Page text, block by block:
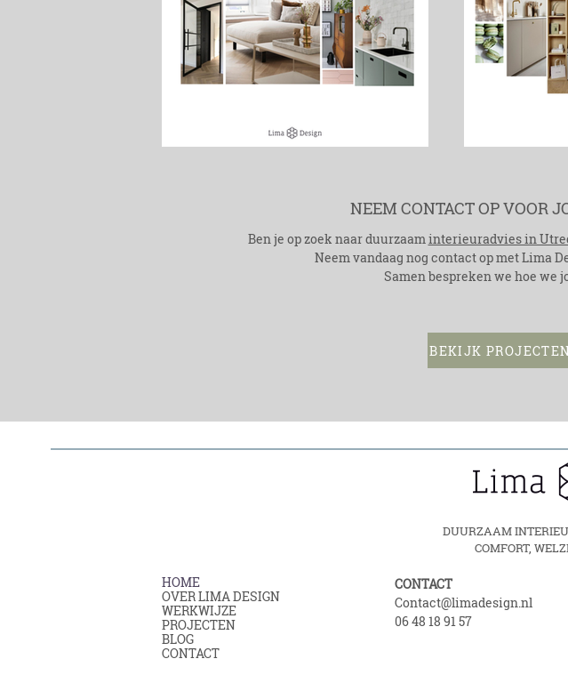
NEEM CONTACT OP VOOR
Ben je op zoek naar duurzaaminterieuradvies in
Neem vandaag nog contact op met Lima
Samen bespreken we hoe
BEKIJK
DUURZAAM
COMFORT,
HOME
OVER LIMA DESIGN
WERKWIJZE
PROJECTEN
BLOG
CONTACT
CONTACT
Contact@limadesign.nl
06 48 18 91 57